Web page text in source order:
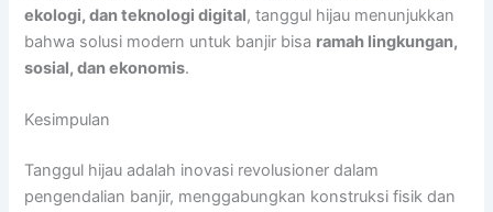
ekologi, dan teknologi digital, tanggul hijau menunjukkan
bahwa solusi modern untuk banjir bisa ramah lingkungan,
sosial, dan ekonomis.
Kesimpulan
Tanggul hijau adalah inovasi revolusioner dalam
pengendalian banjir, menggabungkan konstruksi fisik dan